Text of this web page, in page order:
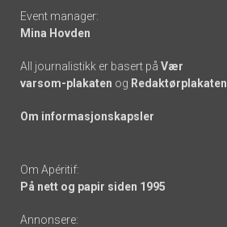
Event manager:
Mina Hovden
All journalistikk er basert på Vær
varsom-plakaten og Redaktørplakaten
Om informasjonskapsler
Om Apéritif:
På nett og papir siden 1995
Annonsere: